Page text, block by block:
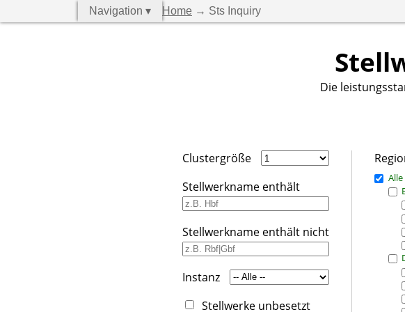
Navigation ▾ Home → Sts Inquiry
Die
Clustergröße
Stellwerkname enthält
Stellwerkname enthält nicht
Instanz
Stellwerke unbesetzt
Alle